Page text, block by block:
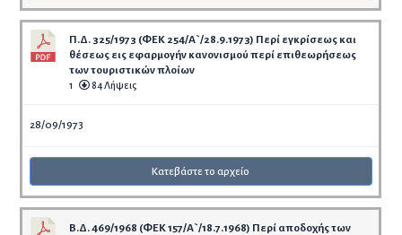
Π.Δ. 325/1973 (ΦΕΚ 254/Α`/28.9.1973) Περί εγκρίσεως και
θέσεως εις εφαρμογήν κανονισμού περί επιθεωρήσεως
των τουριστικών πλοίων
1 84 Λήψεις
28/09/1973
Κατεβάστε το αρχείο
Β.Δ. 469/1968 (ΦΕΚ 157/Α`/18.7.1968) Περί αποδοχής των